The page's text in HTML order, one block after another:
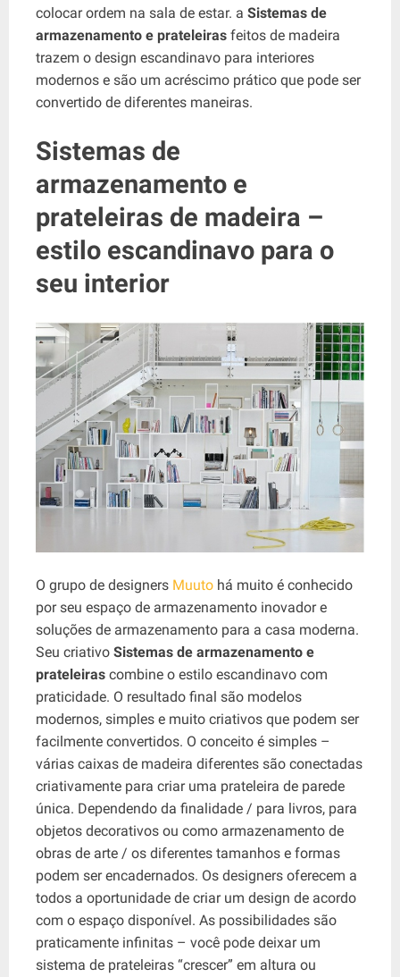
colocar ordem na sala de estar. a Sistemas de
armazenamento e prateleiras feitos de madeira
trazem o design escandinavo para interiores
modernos e são um acréscimo prático que pode ser
convertido de diferentes maneiras.
Sistemas de
armazenamento e
prateleiras de madeira –
estilo escandinavo para o
seu interior
O grupo de designers Muuto há muito é conhecido
por seu espaço de armazenamento inovador e
soluções de armazenamento para a casa moderna.
Seu criativo Sistemas de armazenamento e
prateleiras combine o estilo escandinavo com
praticidade. O resultado final são modelos
modernos, simples e muito criativos que podem ser
facilmente convertidos. O conceito é simples –
várias caixas de madeira diferentes são conectadas
criativamente para criar uma prateleira de parede
única. Dependendo da finalidade / para livros, para
objetos decorativos ou como armazenamento de
obras de arte / os diferentes tamanhos e formas
podem ser encadernados. Os designers oferecem a
todos a oportunidade de criar um design de acordo
com o espaço disponível. As possibilidades são
praticamente infinitas – você pode deixar um
sistema de prateleiras “crescer” em altura ou